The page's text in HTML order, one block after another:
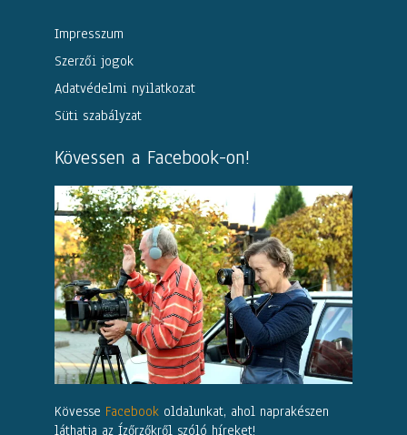
Impresszum
Szerzői jogok
Adatvédelmi nyilatkozat
Süti szabályzat
Kövessen a Facebook-on!
Kövesse Facebook oldalunkat, ahol naprakészen
láthatja az Ízőrzőkről szóló híreket!